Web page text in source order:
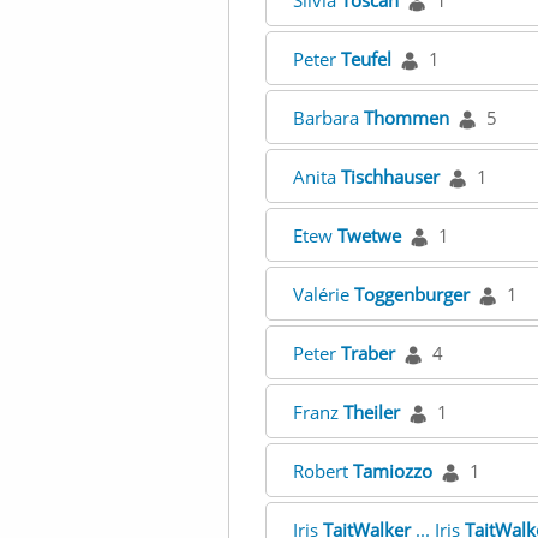
Peter Teufel 1
Barbara Thommen 5
Anita Tischhauser 1
Etew Twetwe 1
Valérie Toggenburger 1
Peter Traber 4
Franz Theiler 1
Robert Tamiozzo 1
Iris TaitWalker... Iris